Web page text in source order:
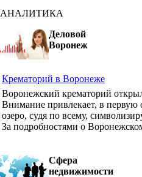
АНАЛИТИКА
Деловой
Воронеж
Крематорий в Воронеже
Воронежский крематорий
Внимание привлекает, в первую
озеро, судя по всему,
За подробностями о
Сфера
недвижимости